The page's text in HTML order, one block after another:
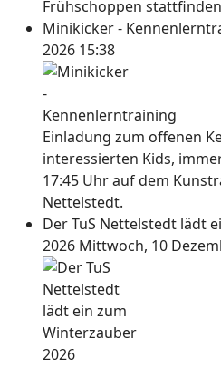
Frühschoppen
Minikicker -
2026 15:38
Einladung zum offenen
interessierten Kids,
17:45 Uhr auf dem
Nettelstedt.
Der TuS Nettelstedt lädt
2026 Mittwoch, 10